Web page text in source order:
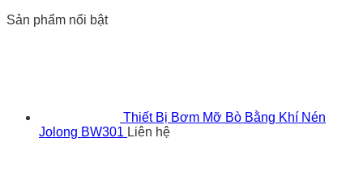
Sản phẩm nổi bật
Thiết Bị Bơm Mỡ Bò Bằng Khí Nén
Jolong BW301 Liên hệ